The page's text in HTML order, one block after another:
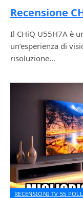
Recensione
Il CHiQ U55H7A è
un’esperienza di
risoluzione…
RECENSIONI TV 55